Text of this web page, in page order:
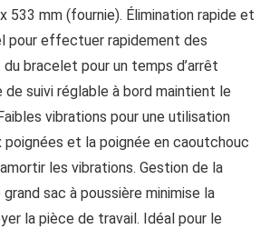
533 mm (fournie). Élimination rapide et
pour effectuer rapidement des
bracelet pour un temps d’arrêt
de suivi réglable à bord maintient le
vibrations pour une utilisation
poignées et la poignée en caoutchouc
les vibrations. Gestion de la
sac à poussière minimise la
la pièce de travail. Idéal pour le